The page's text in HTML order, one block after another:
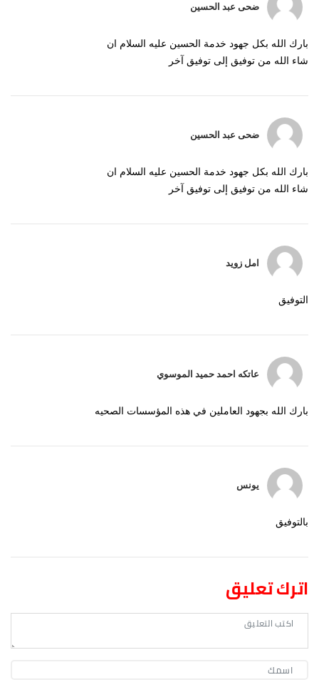
ضحى عبد الحسين
بارك الله بكل جهود خدمة الحسين عليه السلام ان
شاء الله من توفيق إلى توفيق آخر
ضحى عبد الحسين
بارك الله بكل جهود خدمة الحسين عليه السلام ان
شاء الله من توفيق إلى توفيق آخر
امل زويد
التوفيق
عاتكه احمد حميد الموسوي
بارك الله بجهود العاملين في هذه المؤسسات الصحيه
يونس
بالتوفيق
اترك تعليق